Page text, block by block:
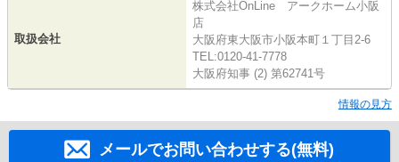
取扱会社
株式会社OnLine アークホーム小阪
店
大阪府東大阪市小阪本町１丁目2-6
TEL:0120-41-7778
大阪府知事 (2) 第62741号
情報の見方
メールでお問い合わせする(無料)